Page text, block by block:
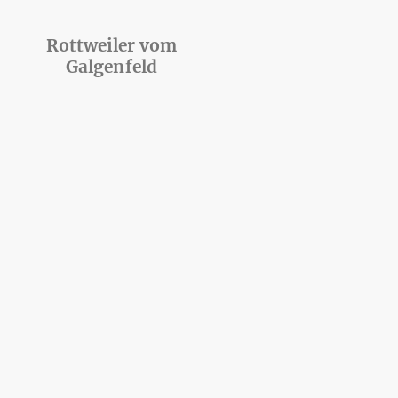
Rottweiler vom
Galgenfeld